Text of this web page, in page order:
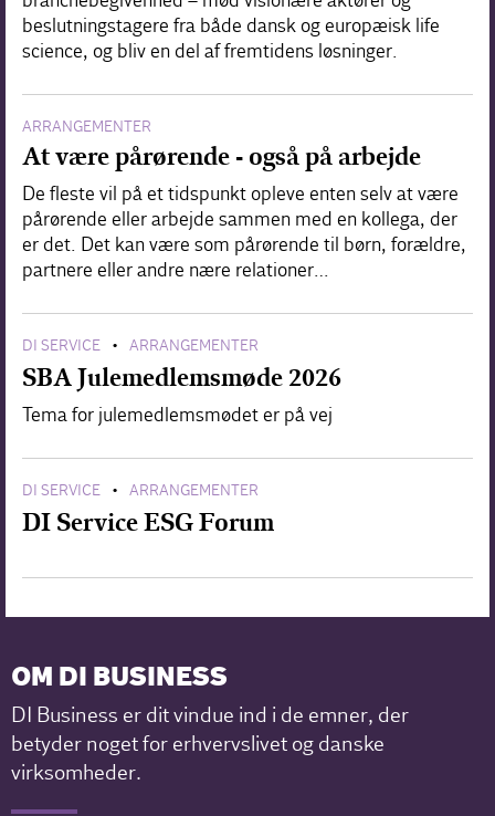
beslutningstagere fra både dansk og europæisk life
science, og bliv en del af fremtidens løsninger.
ARRANGEMENTER
At være pårørende - også på arbejde
De fleste vil på et tidspunkt opleve enten selv at være
pårørende eller arbejde sammen med en kollega, der
er det. Det kan være som pårørende til børn, forældre,
partnere eller andre nære relationer…
DI SERVICE • ARRANGEMENTER
SBA Julemedlemsmøde 2026
Tema for julemedlemsmødet er på vej
DI SERVICE • ARRANGEMENTER
DI Service ESG Forum
OM DI BUSINESS
DI Business er dit vindue ind i de emner, der
betyder noget for erhvervslivet og danske
virksomheder.